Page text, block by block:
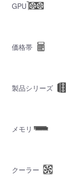
GPU
価格帯
製品シリーズ
メモリ
クーラー